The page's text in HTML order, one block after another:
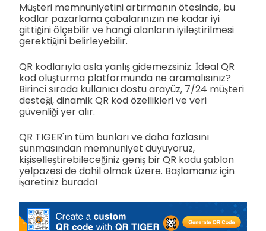
Müşteri memnuniyetini artırmanın ötesinde, bu
kodlar pazarlama çabalarınızın ne kadar iyi
gittiğini ölçebilir ve hangi alanların iyileştirilmesi
gerektiğini belirleyebilir.
QR kodlarıyla asla yanlış gidemezsiniz. İdeal QR
kod oluşturma platformunda ne aramalısınız?
Birinci sırada kullanıcı dostu arayüz, 7/24 müşteri
desteği, dinamik QR kod özellikleri ve veri
güvenliği yer alır.
QR TIGER'ın tüm bunları ve daha fazlasını
sunmasından memnuniyet duyuyoruz,
kişiselleştirebileceğiniz geniş bir QR kodu şablon
yelpazesi de dahil olmak üzere. Başlamanız için
işaretiniz burada!